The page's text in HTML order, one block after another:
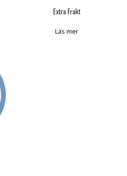
Extra Frakt
Läs mer